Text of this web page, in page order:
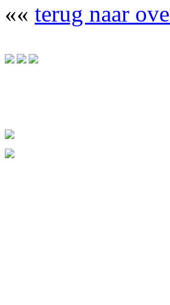
«« terug naar